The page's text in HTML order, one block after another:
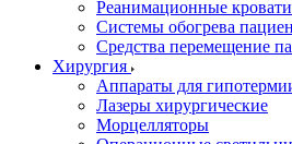
Реанимационные кровати
Системы обогрева
Средства перемещение
Хирургия
Аппараты для
Лазеры хирургические
Морцелляторы